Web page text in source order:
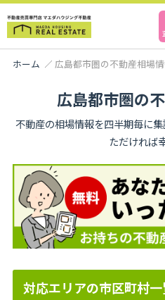
ホーム 広島都市圏の不動産相場
広島都市圏の
不動産の相場情報を四半期毎に
ただければ
対応エリアの市区町村